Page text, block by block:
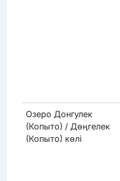
Озеро Донгулек
(Копыто) / Дөңгелек
(Копыто) көлі